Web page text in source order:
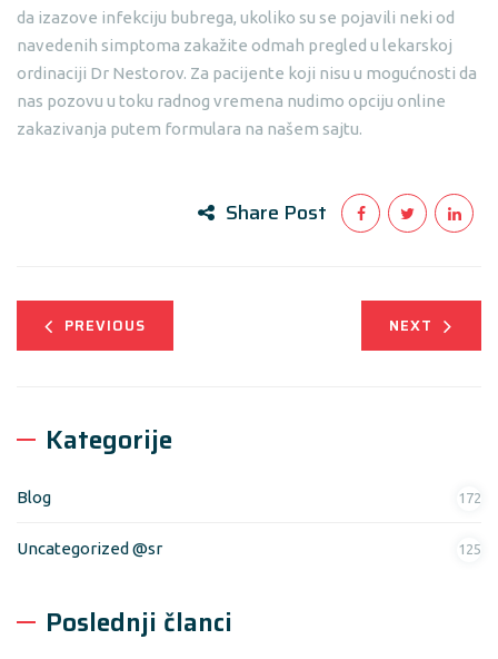
da izazove infekciju bubrega, ukoliko su se pojavili neki od
navedenih simptoma zakažite odmah pregled u lekarskoj
ordinaciji Dr Nestorov. Za pacijente koji nisu u mogućnosti da
nas pozovu u toku radnog vremena nudimo opciju online
zakazivanja putem formulara na našem sajtu.
Share Post
PREVIOUS NEXT
Kategorije
Blog 172
Uncategorized @sr 125
Poslednji članci